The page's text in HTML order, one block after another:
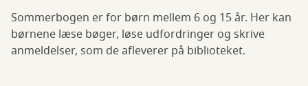
Sommerbogen er for børn mellem 6 og 15 år. Her kan
børnene læse bøger, løse udfordringer og skrive
anmeldelser, som de afleverer på biblioteket.